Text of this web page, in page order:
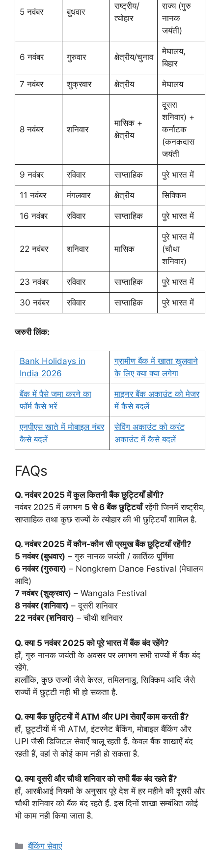
5 नवंबर बुधवार
राष्ट्रीय/
त्योहार
राज्य (गुरु
नानक
जयंती)
6 नवंबर गुरुवार क्षेत्रीय/चुनाव
मेघालय,
बिहार
7 नवंबर शुक्रवार क्षेत्रीय मेघालय
8 नवंबर शनिवार
मासिक +
क्षेत्रीय
दूसरा
शनिवार) +
कर्नाटक
(कनकदास
जयंती
9 नवंबर रविवार साप्ताहिक पुरे भारत में
11 नवंबर मंगलवार क्षेत्रीय सिक्किम
16 नवंबर रविवार साप्ताहिक पुरे भारत में
22 नवंबर शनिवार मासिक
पुरे भारत में
(चौथा
शनिवार)
23 नवंबर रविवार साप्ताहिक पुरे भारत में
30 नवंबर रविवार साप्ताहिक पुरे भारत में
जरुरी लिंक:
Bank Holidays in
India 2026
ग्रामीण बैंक में खाता खुलवाने
के लिए क्या क्या लगेगा
बैंक में पैसे जमा करने का
फॉर्म कैसे भरें
माइनर बैंक अकाउंट को मेजर
में कैसे बदलें
एनपीएस खाते में मोबाइल नंबर
कैसे बदलें
सेविंग अकाउंट को करंट
अकाउंट में कैसे बदलें
FAQs
Q. नवंबर 2025 में कुल कितनी बैंक छुट्टियाँ होंगी?
नवंबर 2025 में लगभग 5 से 6 बैंक छुट्टियाँरहेंगी जिनमें राष्ट्रीय,
साप्ताहिक तथा कुछ राज्यों के त्योहार की भी छुट्टियाँ शामिल है.
Q. नवंबर 2025 में कौन-कौन सी प्रमुख बैंक छुट्टियाँ रहेंगी?
5 नवंबर (बुधवार) – गुरु नानक जयंती / कार्तिक पूर्णिमा
6 नवंबर (गुरुवार) – Nongkrem Dance Festival (मेघालय
आदि)
7 नवंबर (शुक्रवार) – Wangala Festival
8 नवंबर (शनिवार) – दूसरी शनिवार
22 नवंबर (शनिवार) – चौथी शनिवार
Q. क्या 5 नवंबर 2025 को पूरे भारत में बैंक बंद रहेंगे?
हाँ, गुरु नानक जयंती के अवसर पर लगभग सभी राज्यों में बैंक बंद
रहेंगे.
हालाँकि, कुछ राज्यों जैसे केरल, तमिलनाडु, सिक्किम आदि जैसे
राज्यों में छुट्टी नही भी हो सकता है.
Q. क्या बैंक छुट्टियों में ATM और UPI सेवाएँ काम करती हैं?
हाँ, छुट्टीयों में भी ATM, इंटरनेट बैंकिंग, मोबाइल बैंकिंग और
UPI जैसी डिजिटल सेवाएँ चालू रहती हैं. केवल बैंक शाखाएँ बंद
रहती हैं, वहां से कोई काम नही हो सकता है.
Q. क्या दूसरी और चौथी शनिवार को सभी बैंक बंद रहते हैं?
हाँ, आरबीआई नियमों के अनुसार पूरे देश में हर महीने की दूसरी और
चौथी शनिवार को बैंक बंद रहते हैं. इस दिनों शाखा सम्बंधित कोई
भी काम नही किया जाता है.
Categories
बैंकिंग सेवाएं